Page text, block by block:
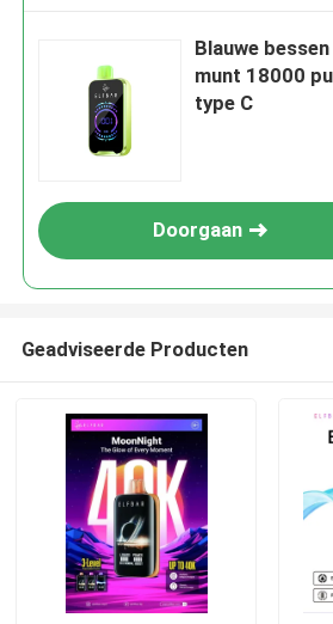
Blauwe
munt 18000
type C
Doorgaan
Geadviseerde Producten